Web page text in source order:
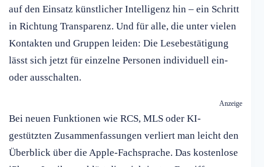
auf den Einsatz künstlicher Intelligenz hin – ein Schritt
in Richtung Transparenz. Und für alle, die unter vielen
Kontakten und Gruppen leiden: Die Lesebestätigung
lässt sich jetzt für einzelne Personen individuell ein-
oder ausschalten.
Anzeige
Bei neuen Funktionen wie RCS, MLS oder KI-
gestützten Zusammenfassungen verliert man leicht den
Überblick über die Apple-Fachsprache. Das kostenlose